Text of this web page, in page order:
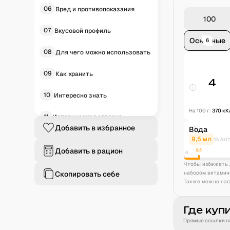
06 Вред и противопоказания
07 Вкусовой профиль
08 Для чего можно использовать
09 Как хранить
10 Интересно знать
11 Историческая справка
Добавить в избранное
Добавить в рацион
Скопировать себе
Основные
6
4
На 100 г: 370
Вода
9,5 мл 1% АУП*
0 9,5
Чтобы избежать
набором
Также можно
Где
Прямые ссылки